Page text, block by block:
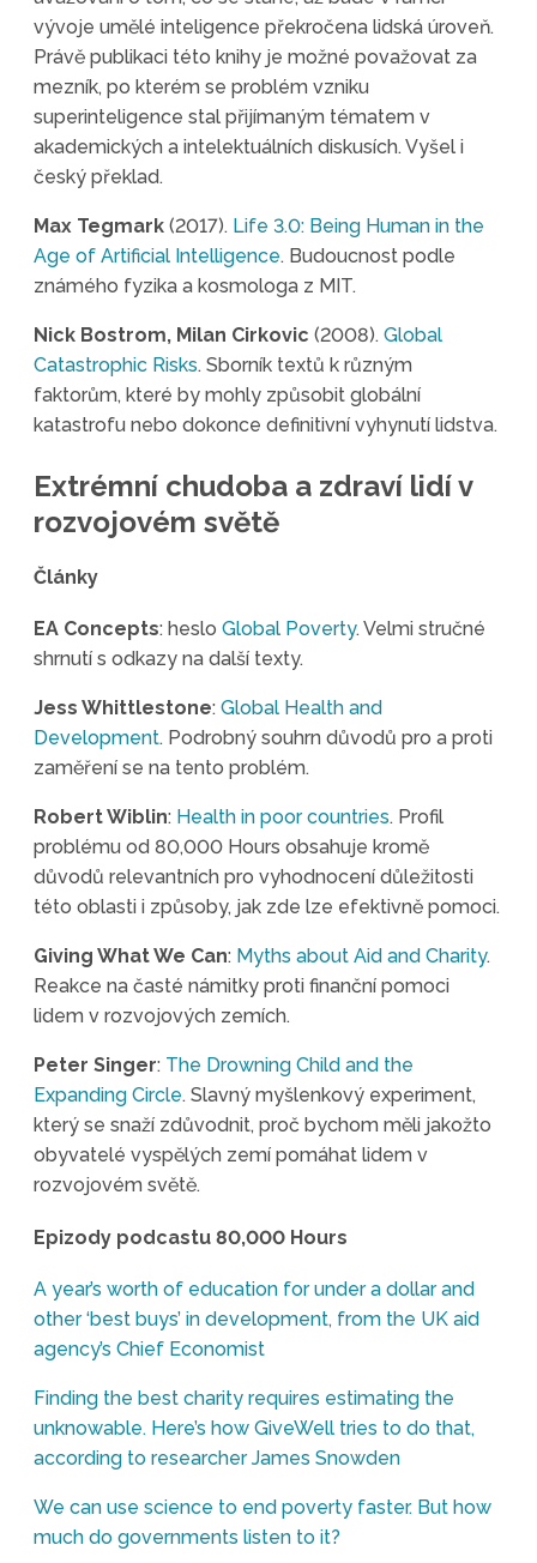
vývoje umělé inteligence překročena lidská úroveň.
Právě publikaci této knihy je možné považovat za
mezník, po kterém se problém vzniku
superinteligence stal přijímaným tématem v
akademických a intelektuálních diskusích. Vyšel i
český překlad.
Max Tegmark (2017). Life 3.0: Being Human in the
Age of Artificial Intelligence. Budoucnost podle
známého fyzika a kosmologa z MIT.
Nick Bostrom, Milan Cirkovic (2008). Global
Catastrophic Risks. Sborník textů k různým
faktorům, které by mohly způsobit globální
katastrofu nebo dokonce definitivní vyhynutí lidstva.
Extrémní chudoba a zdraví lidí v
rozvojovém světě
Články
EA Concepts: heslo Global Poverty. Velmi stručné
shrnutí s odkazy na další texty.
Jess Whittlestone: Global Health and
Development. Podrobný souhrn důvodů pro a proti
zaměření se na tento problém.
Robert Wiblin: Health in poor countries. Profil
problému od 80,000 Hours obsahuje kromě
důvodů relevantních pro vyhodnocení důležitosti
této oblasti i způsoby, jak zde lze efektivně pomoci.
Giving What We Can: Myths about Aid and Charity.
Reakce na časté námitky proti finanční pomoci
lidem v rozvojových zemích.
Peter Singer: The Drowning Child and the
Expanding Circle. Slavný myšlenkový experiment,
který se snaží zdůvodnit, proč bychom měli jakožto
obyvatelé vyspělých zemí pomáhat lidem v
rozvojovém světě.
Epizody podcastu 80,000 Hours
A year’s worth of education for under a dollar and
other ‘best buys’ in development, from the UK aid
agency’s Chief Economist
Finding the best charity requires estimating the
unknowable. Here’s how GiveWell tries to do that,
according to researcher James Snowden
We can use science to end poverty faster. But how
much do governments listen to it?